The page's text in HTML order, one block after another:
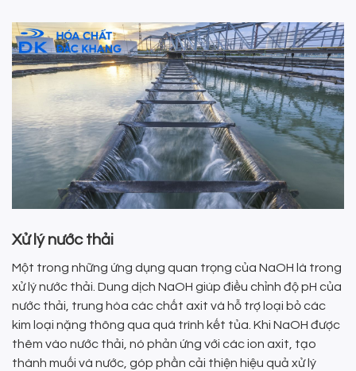
Xử lý nước thải
Một trong những ứng dụng quan trọng của NaOH là trong
xử lý nước thải. Dung dịch NaOH giúp điều chỉnh độ pH của
nước thải, trung hòa các chất axit và hỗ trợ loại bỏ các
kim loại nặng thông qua quá trình kết tủa. Khi NaOH được
thêm vào nước thải, nó phản ứng với các ion axit, tạo
thành muối và nước, góp phần cải thiện hiệu quả xử lý